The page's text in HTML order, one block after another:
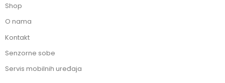
Shop
O nama
Kontakt
Senzorne sobe
Servis mobilnih uređaja